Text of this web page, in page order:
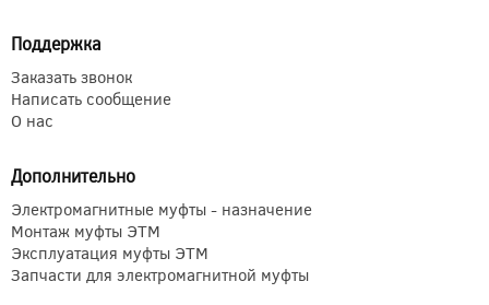
Поддержка
Заказать звонок
Написать сообщение
О нас
Дополнительно
Электромагнитные муфты - назначение
Монтаж муфты ЭТМ
Эксплуатация муфты ЭТМ
Запчасти для электромагнитной муфты